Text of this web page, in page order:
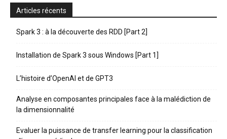
Articles récents
Spark 3 : à la découverte des RDD [Part 2]
Installation de Spark 3 sous Windows [Part 1]
L’histoire d’OpenAI et de GPT3
Analyse en composantes principales face à la malédiction de
la dimensionnalité
Evaluer la puissance de transfer learning pour la classification